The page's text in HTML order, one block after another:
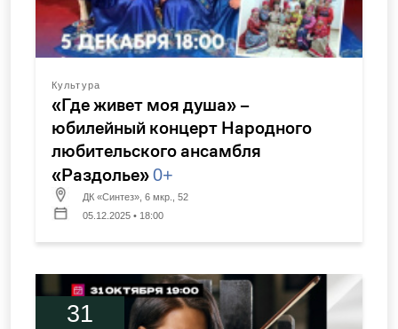
Культура
«Где живет моя душа» –
юбилейный концерт Народного
любительского ансамбля
«Раздолье»0+
ДК «Синтез», 6 мкр., 52
05.12.2025 • 18:00
31